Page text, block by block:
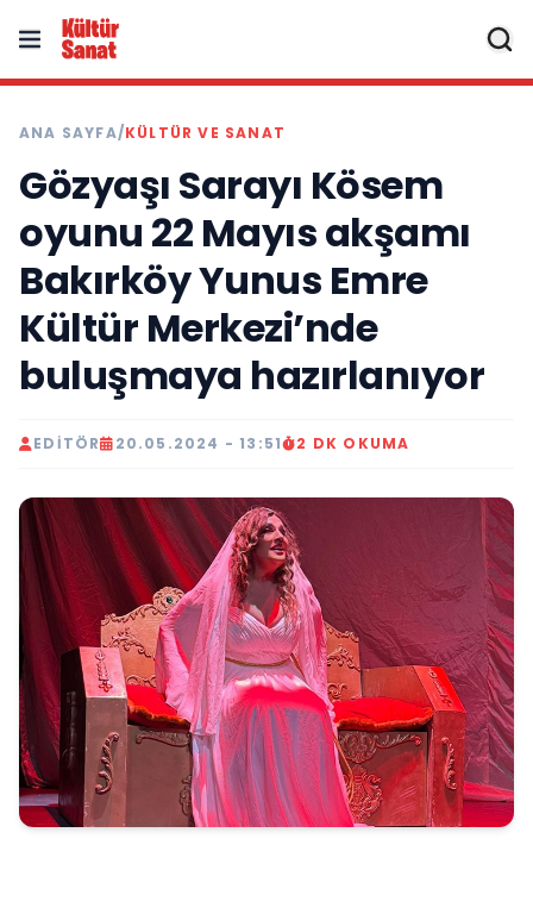
ANA SAYFA/KÜLTÜR VE SANAT
Gözyaşı Sarayı Kösem
oyunu 22 Mayıs akşamı
Bakırköy Yunus Emre
Kültür Merkezi’nde
buluşmaya hazırlanıyor
EDITÖR 20.05.2024 - 13:51 2 DK OKUMA